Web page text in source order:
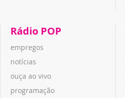
Rádio POP
empregos
notícias
ouça ao vivo
programação